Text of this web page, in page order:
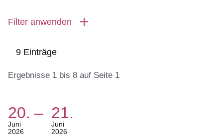
Filter anwenden
9 Einträge
Ergebnisse 1 bis 8 auf Seite 1
:9
Ergebnisse:Ergebnisse
1
20.
Juni
2026
– 21.
Juni
2026
(Termin:
20.